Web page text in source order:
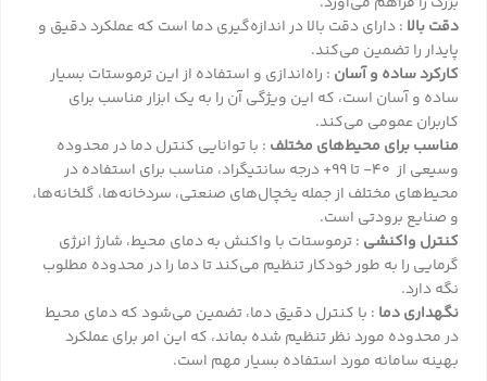
دقت بالا : دارای دقت بالا در اندازه‌گیری دما است که عملکرد دقیق و
پایدار را تضمین می‌کند.
کارکرد ساده و آسان : راه‌اندازی و استفاده از این ترموستات بسیار
ساده و آسان است، که این ویژگی آن را به یک ابزار مناسب برای
کاربران عمومی می‌کند.
مناسب برای محیط‌های مختلف : با توانایی کنترل دما در محدوده
وسیعی از 40- تا 99+ درجه سانتیگراد، مناسب برای استفاده در
محیط‌های مختلف از جمله یخچال‌های صنعتی، سردخانه‌ها، گلخانه‌ها،
و صنایع برودتی است.
کنترل واکنشی : ترموستات با واکنش به دمای محیط، شارژ انرژی
گرمایی را به طور خودکار تنظیم می‌کند تا دما را در محدوده مطلوب
نگه دارد.
نگهداری دما : با کنترل دقیق دما، تضمین می‌شود که دمای محیط
در محدوده مورد نظر تنظیم شده بماند، که این امر برای عملکرد
بهینه سامانه مورد استفاده بسیار مهم است.